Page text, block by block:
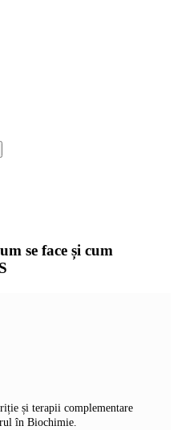
se face și cum
și terapii complementare
în Biochimie.